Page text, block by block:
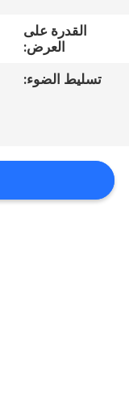
حالات
القدرة على
العرض:
تسليط الضوء: